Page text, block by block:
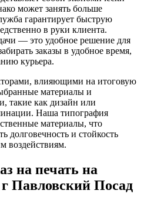
может занять больше
гарантирует быструю
в руки клиента.
— это удобное решение для
заказы в удобное время,
курьера.
влияющими на итоговую
материалы и
такие как дизайн или
Наша типография
материалы, что
долговечность и стойкость
воздействиям.
на печать на
г Павловский Посад